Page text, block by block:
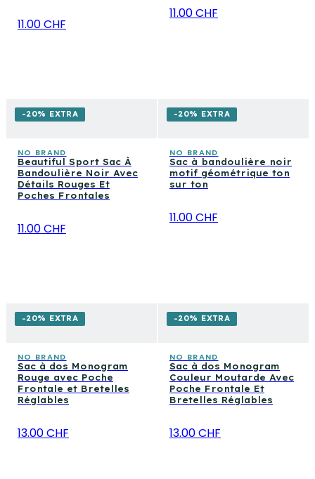
11.00 CHF
11.00 CHF
-20% EXTRA
NO BRAND
Beautiful Sport Sac À
Bandoulière Noir Avec
Détails Rouges Et
Poches Frontales
11.00 CHF
-20% EXTRA
NO BRAND
Sac à bandoulière noir
motif géométrique ton
sur ton
11.00 CHF
-20% EXTRA
NO BRAND
Sac à dos Monogram
Rouge avec Poche
Frontale et Bretelles
Réglables
13.00 CHF
-20% EXTRA
NO BRAND
Sac à dos Monogram
Couleur Moutarde Avec
Poche Frontale Et
Bretelles Réglables
13.00 CHF